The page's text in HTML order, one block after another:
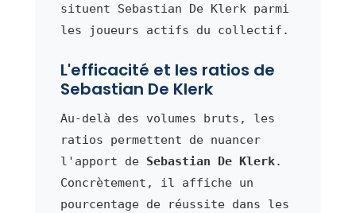
situent Sebastian De Klerk parmi
les joueurs actifs du collectif.
L'efficacité et les ratios de
Sebastian De Klerk
Au-delà des volumes bruts, les
ratios permettent de nuancer
l'apport de Sebastian De Klerk.
Concrètement, il affiche un
pourcentage de réussite dans les